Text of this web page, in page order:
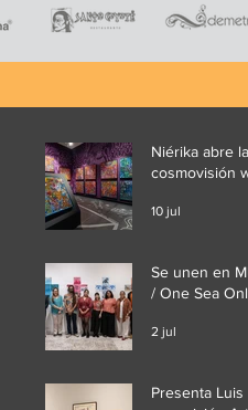
Niérika abre
cosmovisión
10 jul
Se unen en
/ One Sea
2 jul
Presenta Luis